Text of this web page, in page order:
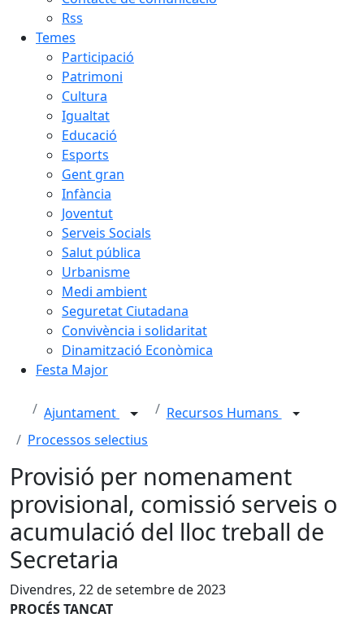
Rss
Temes
Participació
Patrimoni
Cultura
Igualtat
Educació
Esports
Gent gran
Infància
Joventut
Serveis Socials
Salut pública
Urbanisme
Medi ambient
Seguretat Ciutadana
Convivència i solidaritat
Dinamització Econòmica
Festa Major
Ajuntament
Recursos Humans
Processos selectius
Provisió per nomenament
provisional, comissió serveis o
acumulació del lloc treball de
Secretaria
Divendres, 22 de setembre de 2023
PROCÉS TANCAT